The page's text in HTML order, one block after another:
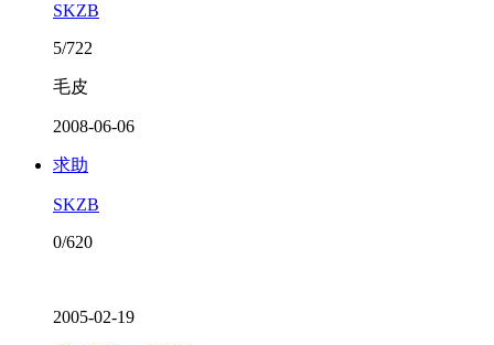
SKZB
5/722
毛皮
2008-06-06
求助
SKZB
0/620
2005-02-19